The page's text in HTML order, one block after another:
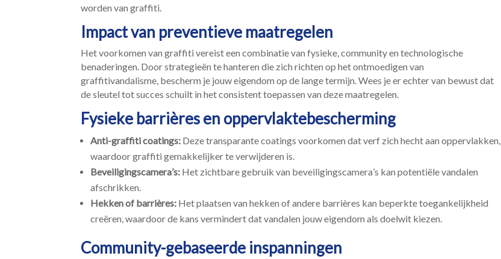
worden van graffiti.​
Impact van preventieve maatregelen
Het voorkomen van graffiti vereist een combinatie van fysieke, community en technologische
benaderingen.​ Door strategieën te hanteren die zich richten op het ontmoedigen van
graffitivandalisme, bescherm je jouw eigendom op de lange termijn.​ Wees je er echter van bewust dat
de sleutel tot succes schuilt in het consistent toepassen van deze maatregelen.​
Fysieke barrières en oppervlaktebescherming
Anti-graffiti coatings: Deze transparante coatings voorkomen dat verf zich hecht aan oppervlakken,
waardoor graffiti gemakkelijker te verwijderen is.​
Beveiligingscamera’s: Het zichtbare gebruik van beveiligingscamera’s kan potentiële vandalen
afschrikken.​
Hekken of barrières: Het plaatsen van hekken of andere barrières kan beperkte toegankelijkheid
creëren, waardoor de kans vermindert dat vandalen jouw eigendom als doelwit kiezen.​
Community-gebaseerde inspanningen